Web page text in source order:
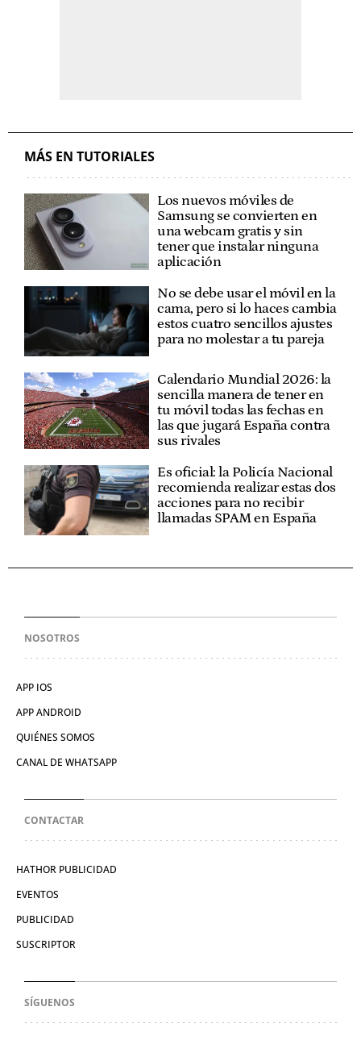
MÁS EN TUTORIALES
Los nuevos móviles de
Samsung se convierten en
una webcam gratis y sin
tener que instalar ninguna
aplicación
No se debe usar el móvil en la
cama, pero si lo haces cambia
estos cuatro sencillos ajustes
para no molestar a tu pareja
Calendario Mundial 2026: la
sencilla manera de tener en
tu móvil todas las fechas en
las que jugará España contra
sus rivales
Es oficial: la Policía Nacional
recomienda realizar estas dos
acciones para no recibir
llamadas SPAM en España
NOSOTROS
APP IOS
APP ANDROID
QUIÉNES SOMOS
CANAL DE WHATSAPP
CONTACTAR
HATHOR PUBLICIDAD
EVENTOS
PUBLICIDAD
SUSCRIPTOR
SÍGUENOS